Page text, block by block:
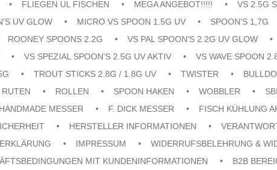
FLIEGEN UL FISCHEN MEGA ANGEBOT!!!!!
VS 2.5G
UV GLOW
MICRO VS SPOON 1.5G UV SPOON'S 1,7G
ROONEY SPOONS 2.2G VS PAL SPOON'S 2.2G UV GLOW
VS SPEZIAL SPOON'S 2.5G UV AKTIV VS WAVE SPOON
TROUT STICKS 2.8G / 1.8G UV TWISTER
RUTEN ROLLEN SPOON HAKEN WOBBLER
HANDMADE MESSER F. DICK MESSER FISCH KÜHLUNG
HERSTELLER INFORMATIONEN
IMPRESSUM
WIDERRUFSBELEHRUNG &
MIT KUNDENINFORMATIONEN
B2B